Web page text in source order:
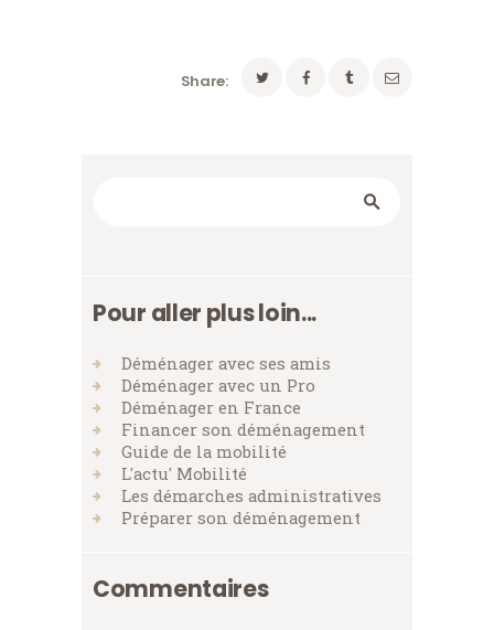
Share:
Pour aller plus loin...
Déménager avec ses amis
Déménager avec un Pro
Déménager en France
Financer son déménagement
Guide de la mobilité
L'actu' Mobilité
Les démarches administratives
Préparer son déménagement
Commentaires